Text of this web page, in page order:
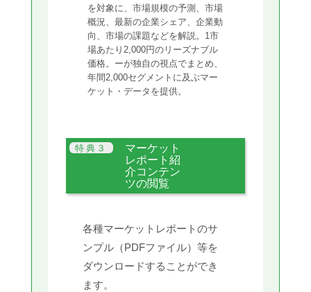
を対象に、市場規模の予測、市場
概況、最新の企業シェア、企業動
向、市場の課題などを解説。1市
場あたり2,000円のリーズナブル
価格。ーが独自の視点でまとめ、
年間2,000セグメントに及ぶマー
ケット・データを提供。
マーケット
レポート紹
介コンテン
ツの閲覧
各種マーケットレポートのサ
ンプル（PDFファイル）等を
ダウンロードすることができ
ます。